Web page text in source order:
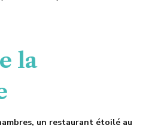
la
un restaurant étoilé au